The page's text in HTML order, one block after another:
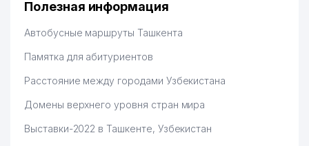
Полезная информация
Автобусные маршруты Ташкента
Памятка для абитуриентов
Расстояние между городами Узбекистана
Домены верхнего уровня стран мира
Выставки-2022 в Ташкенте, Узбекистан